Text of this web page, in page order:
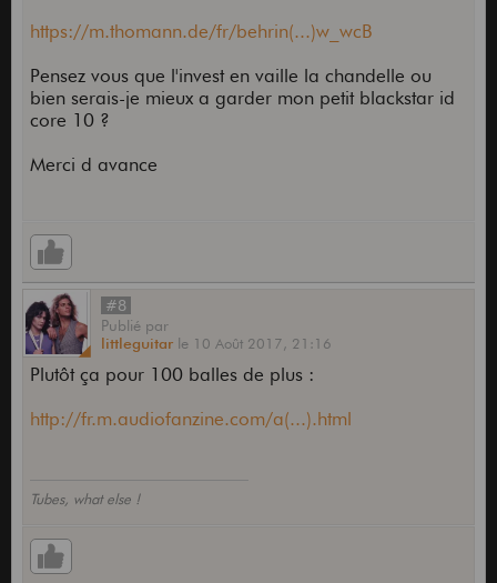
https://m.thomann.de/fr/behrin(...)w_wcB
Pensez vous que l'invest en vaille la chandelle ou
bien serais-je mieux a garder mon petit blackstar id
core 10 ?
Merci d avance
#8
Publié par
littleguitar le 10 Août 2017, 21:16
Plutôt ça pour 100 balles de plus :
http://fr.m.audiofanzine.com/a(...).html
Tubes, what else !